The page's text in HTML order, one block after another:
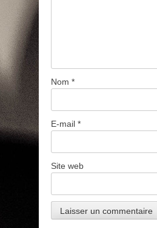
Nom *
E-mail *
Site web